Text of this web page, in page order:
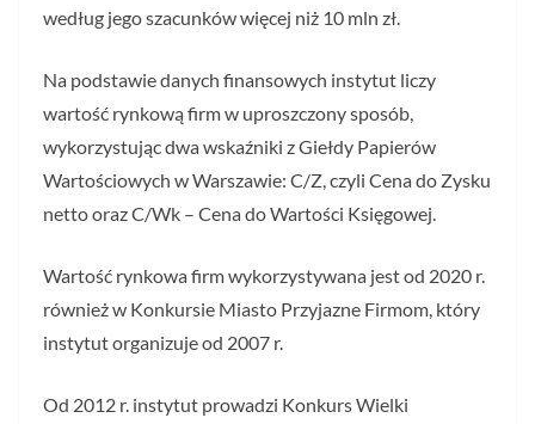
według jego szacunków więcej niż 10 mln zł.
Na podstawie danych finansowych instytut liczy
wartość rynkową firm w uproszczony sposób,
wykorzystując dwa wskaźniki z Giełdy Papierów
Wartościowych w Warszawie: C/Z, czyli Cena do Zysku
netto oraz C/Wk – Cena do Wartości Księgowej.
Wartość rynkowa firm wykorzystywana jest od 2020 r.
również w Konkursie Miasto Przyjazne Firmom, który
instytut organizuje od 2007 r.
Od 2012 r. instytut prowadzi Konkurs Wielki